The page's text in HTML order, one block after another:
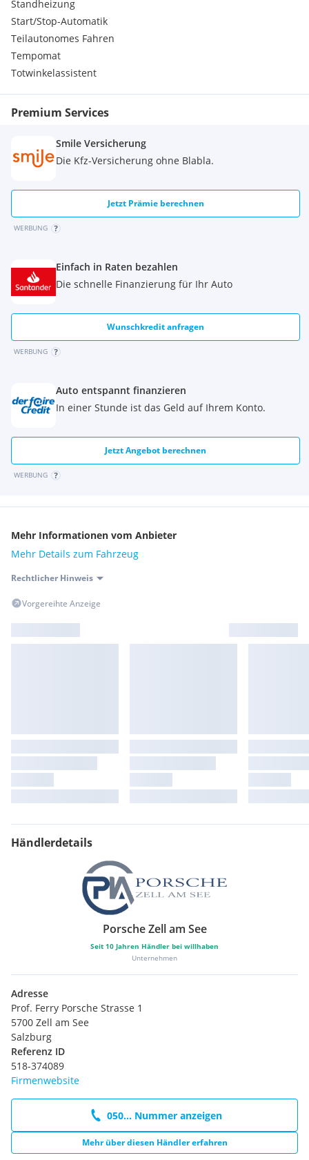
Standheizung
Start/Stop-Automatik
Teilautonomes Fahren
Tempomat
Totwinkelassistent
Premium Services
Smile Versicherung
Die Kfz-Versicherung ohne Blabla.
Jetzt Prämie berechnen
WERBUNG
Einfach in Raten bezahlen
Die schnelle Finanzierung für Ihr Auto
Wunschkredit anfragen
WERBUNG
Auto entspannt finanzieren
In einer Stunde ist das Geld auf Ihrem Konto.
Jetzt Angebot berechnen
WERBUNG
Mehr Informationen vom Anbieter
Mehr Details zum Fahrzeug
Rechtlicher Hinweis
Vorgereihte Anzeige
Händlerdetails
Porsche Zell am See
Seit 10 Jahren Händler bei willhaben
Unternehmen
Adresse
Prof. Ferry Porsche Strasse 1
5700 Zell am See
Salzburg
Referenz ID
518-374089
Firmenwebsite
050... Nummer anzeigen
Mehr über diesen Händler erfahren